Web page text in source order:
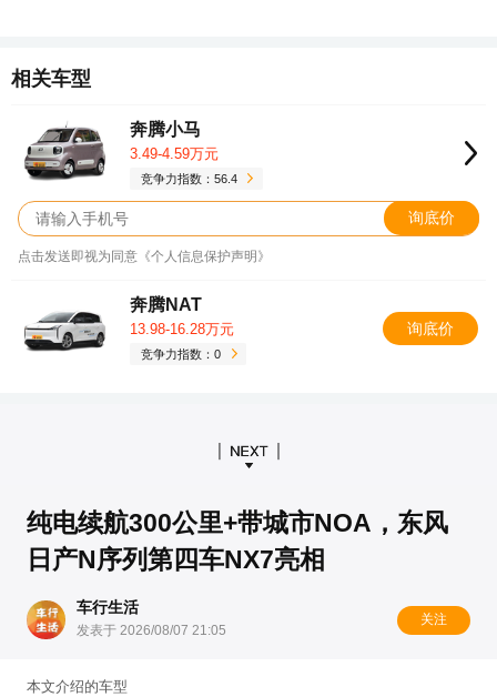
相关车型
奔腾小马
3.49-4.59万元
竞争力指数：56.4
询底价
点击发送即视为同意《个人信息保护声明》
奔腾NAT
13.98-16.28万元
竞争力指数：0
询底价
纯电续航300公里+带城市NOA，东风
日产N序列第四车NX7亮相
车行生活
发表于 2026/08/07 21:05
关注
本文介绍的车型